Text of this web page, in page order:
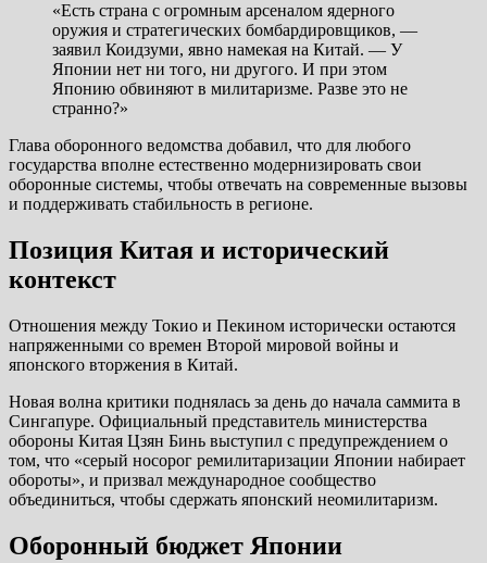
«Есть страна с огромным арсеналом ядерного
оружия и стратегических бомбардировщиков, —
заявил Коидзуми, явно намекая на Китай. — У
Японии нет ни того, ни другого. И при этом
Японию обвиняют в милитаризме. Разве это не
странно?»
Глава оборонного ведомства добавил, что для любого
государства вполне естественно модернизировать свои
оборонные системы, чтобы отвечать на современные вызовы
и поддерживать стабильность в регионе.
Позиция Китая и исторический
контекст
Отношения между Токио и Пекином исторически остаются
напряженными со времен Второй мировой войны и
японского вторжения в Китай.
Новая волна критики поднялась за день до начала саммита в
Сингапуре. Официальный представитель министерства
обороны Китая Цзян Бинь выступил с предупреждением о
том, что «серый носорог ремилитаризации Японии набирает
обороты», и призвал международное сообщество
объединиться, чтобы сдержать японский неомилитаризм.
Оборонный бюджет Японии